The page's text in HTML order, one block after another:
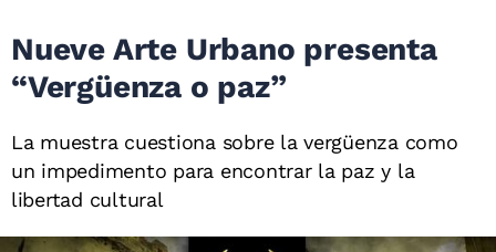
Nueve Arte Urbano presenta
“Vergüenza o paz”
La muestra cuestiona sobre la vergüenza como
un impedimento para encontrar la paz y la
libertad cultural